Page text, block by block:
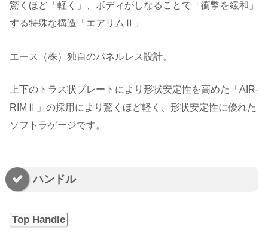
驚くほど「軽く」、ボディがしなることで「衝撃を緩和」
する特殊な構造「エアリムⅡ」
エース（株）独自のパネルレス設計。
上下のトラス状プレートにより形状安定性を高めた「AIR-
RIMⅡ」の採用により驚くほど軽く、形状安定性に優れた
ソフトラゲージです。
ハンドル
Top Handle